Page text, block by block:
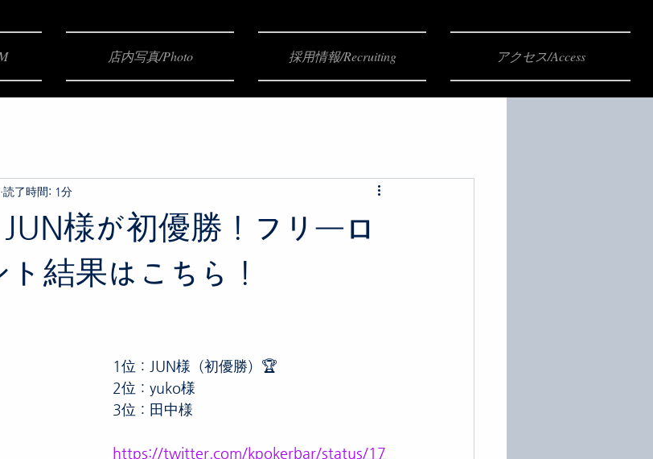
店内写真/Photo 採用情報/Recruiting アクセス/Access
様が初優勝！フリーロ
結果はこちら！
読了時間: 1分
1位：JUN様（初優勝）🏆
2位：yuko様
3位：田中様
https://twitter.com/kpokerbar/status/17